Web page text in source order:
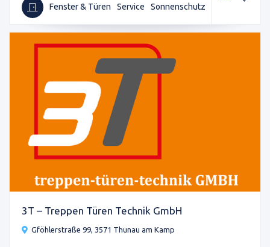
Fenster & Türen Service Sonnenschutz
3T – Treppen Türen Technik GmbH
Gföhlerstraße 99, 3571 Thunau am Kamp